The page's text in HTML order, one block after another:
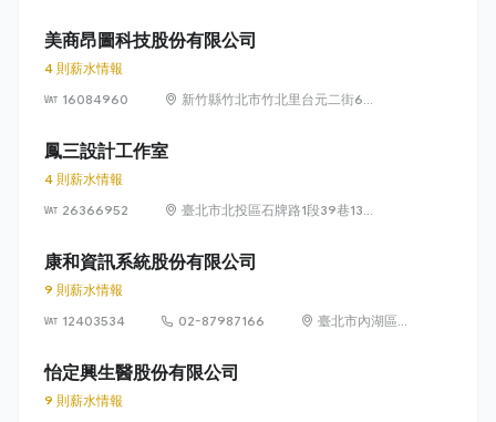
美商昂圖科技股份有限公司
4 則薪水情報
16084960
新竹縣竹北市竹北里台元二街6號
鳳三設計工作室
4 則薪水情報
26366952
臺北市北投區石牌路1段39巷134
康和資訊系統股份有限公司
9 則薪水情報
12403534
02-87987166
臺北市內湖區瑞
怡定興生醫股份有限公司
9 則薪水情報